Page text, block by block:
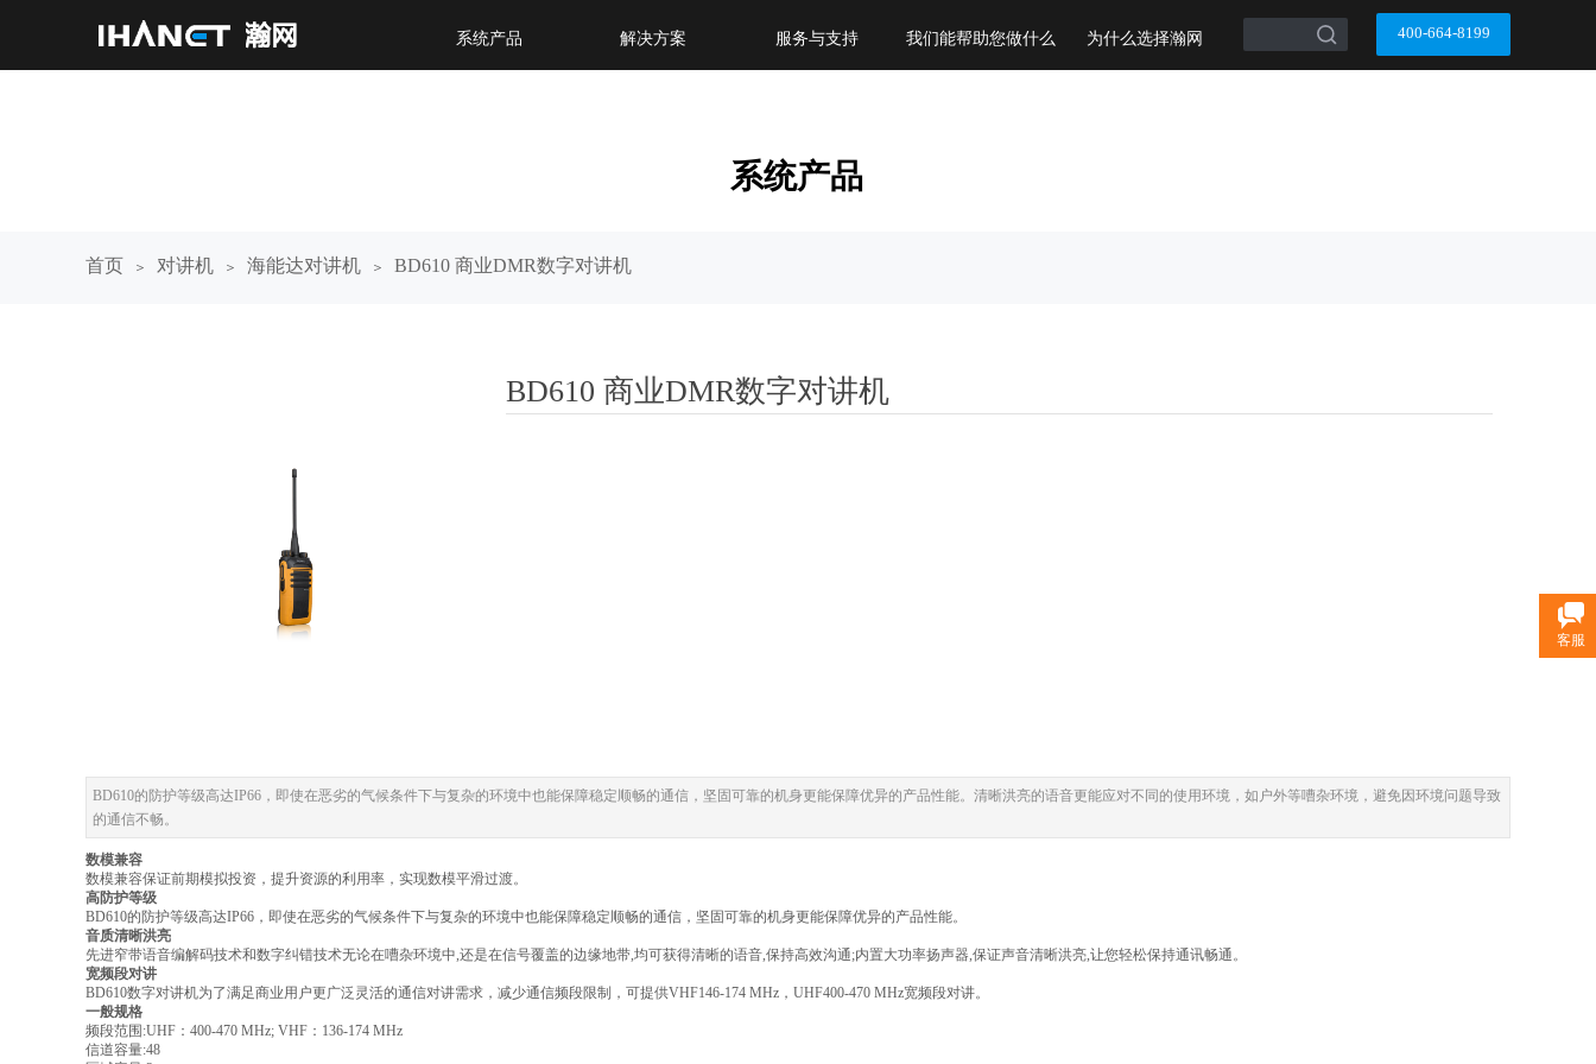
系统产品
首页 ＞ 对讲机 ＞ 海能达对讲机 ＞ BD610 商业DMR数字对讲机
BD610 商业DMR数字对讲机
BD610的防护等级高达IP66，即使在恶劣的气候条件下与复杂的环境中也能保障稳定顺畅的通信，坚固可靠的机身更能保障优异的产品性能。清晰洪亮的语音更能应对不同的使用环境，如户外等嘈杂环境，避免因环境问题导致
的通信不畅。
数模兼容
数模兼容保证前期模拟投资，提升资源的利用率，实现数模平滑过渡。
高防护等级
BD610的防护等级高达IP66，即使在恶劣的气候条件下与复杂的环境中也能保障稳定顺畅的通信，坚固可靠的机身更能保障优异的产品性能。
音质清晰洪亮
先进窄带语音编解码技术和数字纠错技术无论在嘈杂环境中,还是在信号覆盖的边缘地带,均可获得清晰的语音,保持高效沟通;内置大功率扬声器,保证声音清晰洪亮,让您轻松保持通讯畅通。
宽频段对讲
BD610数字对讲机为了满足商业用户更广泛灵活的通信对讲需求，减少通信频段限制，可提供VHF146-174 MHz，UHF400-470 MHz宽频段对讲。
一般规格
频段范围:UHF：400-470 MHz; VHF：136-174 MHz
信道容量:48
搜索 400-664-8199
系统产品 解决方案 服务与支持 我们能帮助您做什么 为什么选择瀚网
客服